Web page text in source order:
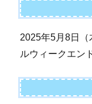
2025年5月8日
ルウィークエン